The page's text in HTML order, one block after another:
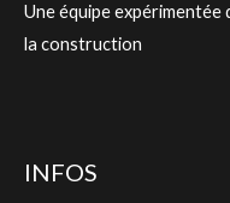
Une équipe expérimentée
la construction
INFOS